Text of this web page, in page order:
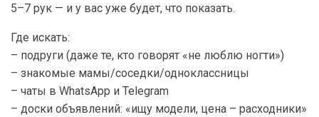
5–7 рук — и у вас уже будет, что показать.
Где искать:
– подруги (даже те, кто говорят «не люблю ногти»)
– знакомые мамы/соседки/одноклассницы
– чаты в WhatsApp и Telegram
– доски объявлений: «ищу модели, цена – расходники»